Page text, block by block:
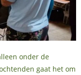
onder de
gaat het om